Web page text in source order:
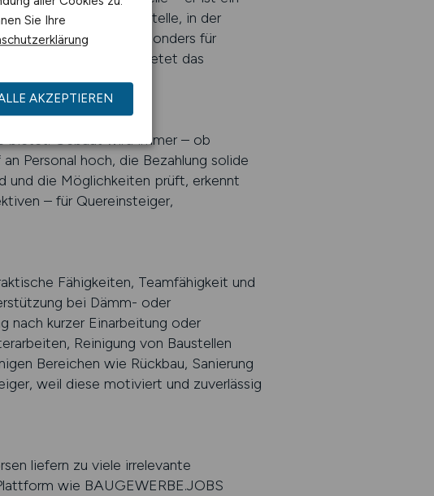
Ob direkt auf der Baustelle, in der
sind vielfältig. Besonders für
arbeiten wollen, bietet das
im Bauhandwerk.
bietet. Gebaut wird immer – ob
Personal hoch, die Bezahlung solide
und die Möglichkeiten prüft, erkennt
– für Quereinsteiger,
Fähigkeiten, Teamfähigkeit und
bei Dämm- oder
nach kurzer Einarbeitung oder
Reinigung von Baustellen
Bereichen wie Rückbau, Sanierung
weil diese motiviert und zuverlässig
liefern zu viele irrelevante
wie BAUGEWERBE.JOBS
Sie Ihre
AKZEPTIEREN